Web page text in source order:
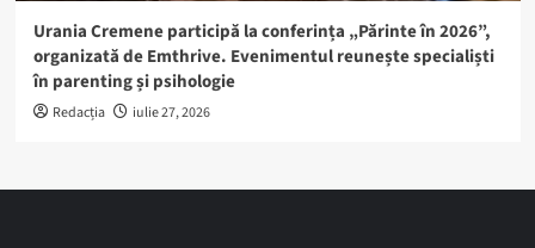
Urania Cremene participă la conferința „Părinte în 2026”,
organizată de Emthrive. Evenimentul reunește specialiști
în parenting și psihologie
Redacția iulie 27, 2026